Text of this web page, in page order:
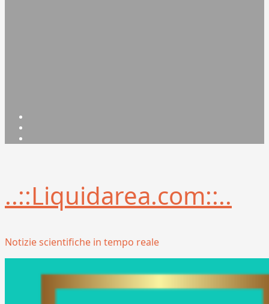
..::Liquidarea.com::..
Notizie scientifiche in tempo reale